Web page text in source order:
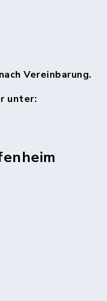
Vereinbarung.
unter: